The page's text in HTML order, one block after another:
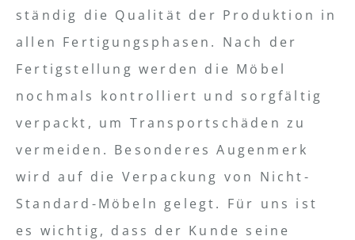
ständig die Qualität der Produktion in
allen Fertigungsphasen. Nach der
Fertigstellung werden die Möbel
nochmals kontrolliert und sorgfältig
verpackt, um Transportschäden zu
vermeiden. Besonderes Augenmerk
wird auf die Verpackung von Nicht-
Standard-Möbeln gelegt. Für uns ist
es wichtig, dass der Kunde seine